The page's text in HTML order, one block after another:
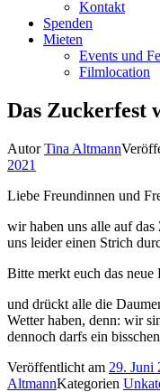
Kontakt
Spenden
Mieten
Events und
Filmlocation
Das Zuckerfest
AutorTina Altmann
2021
Liebe Freundinnen und
wir haben uns alle auf das
uns leider einen Strich
Bitte merkt euch das
und drückt alle die
Wetter haben, denn: wir
dennoch darfs ein
Veröffentlicht am 29. Juni
AltmannKategorien